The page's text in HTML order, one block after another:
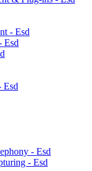
- Esd
Esd
Esd
- Esd
- Esd